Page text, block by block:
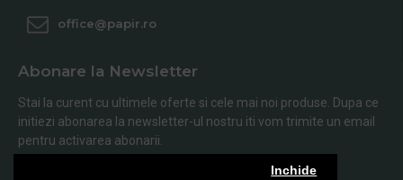
Inchide
office@papir.ro
Abonare la Newsletter
Stai la curent cu ultimele oferte si cele mai noi produse. Dupa ce
initiezi abonarea la newsletter-ul nostru iti vom trimite un email
pentru activarea abonarii.
Abonare